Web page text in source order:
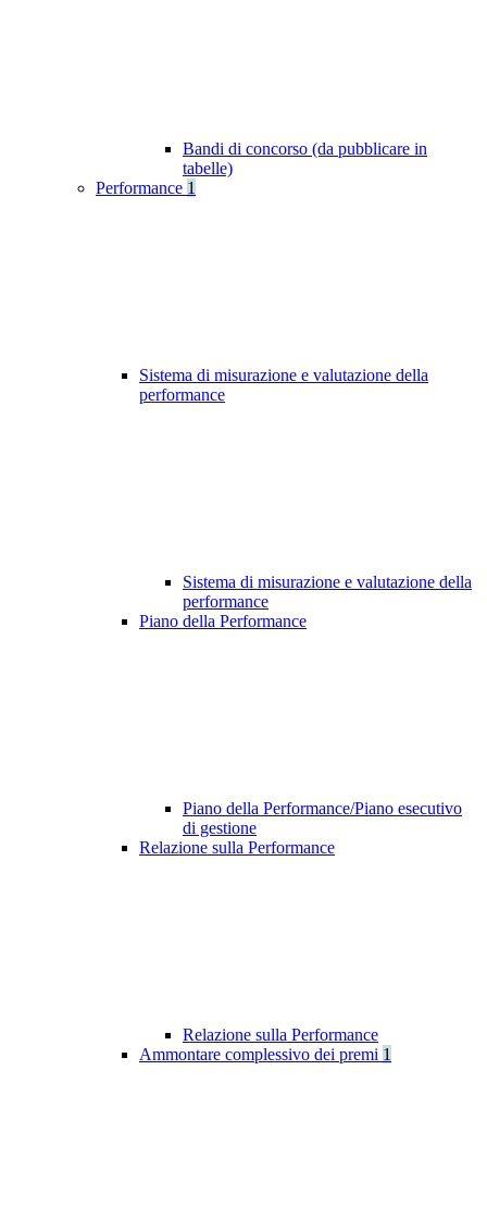
Bandi di concorso (da pubblicare in
tabelle)
Performance 1
Sistema di misurazione e valutazione della
performance
Sistema di misurazione e valutazione della
performance
Piano della Performance
Piano della Performance/Piano esecutivo
di gestione
Relazione sulla Performance
Relazione sulla Performance
Ammontare complessivo dei premi 1